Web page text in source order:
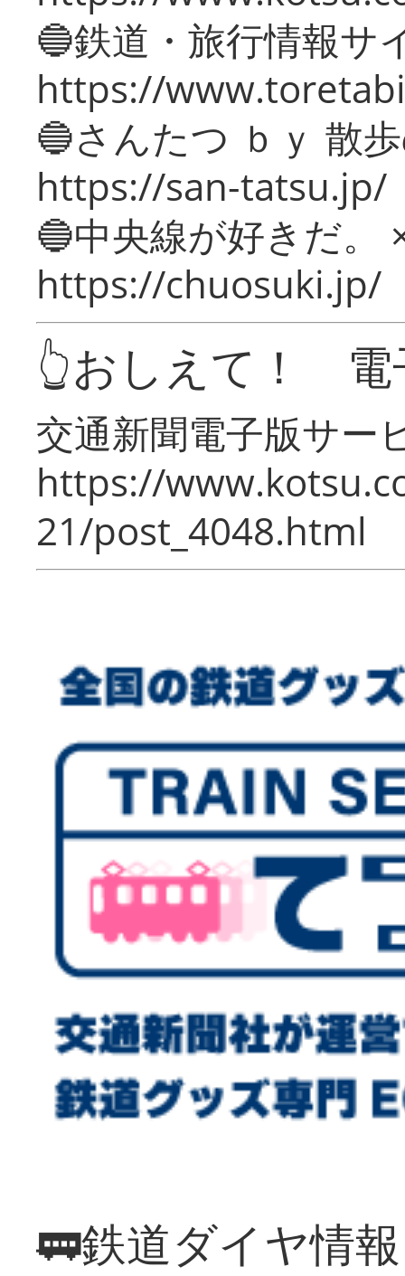
🔵鉄道・旅行情報サ
https://
🔵さんたつ ｂｙ 散
https://san-tatsu.jp/
🔵中央線が好きだ。
https://chuosuki.jp/
👆おしえて！ 電
交通新聞電子版サー
https://
21/post_4048.html
🚃鉄道ダイヤ情